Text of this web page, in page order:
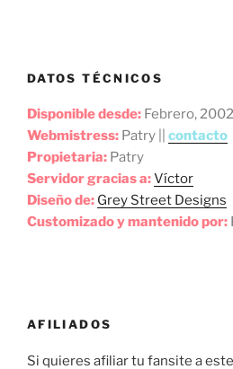
DATOS TÉCNICOS
Disponible desde: Febrero, 2002
Webmistress: Patry || contacto
Propietaria: Patry
Servidor gracias a:Víctor
Diseño de: Grey Street Designs
Customizado y mantenido por:
AFILIADOS
Si quieres afiliar tu fansite a